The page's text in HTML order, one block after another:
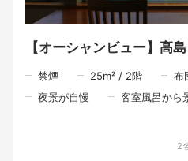
【オーシャンビュー】高
禁煙 25m² / 2階
布
夜景が自慢
客室風呂から
2